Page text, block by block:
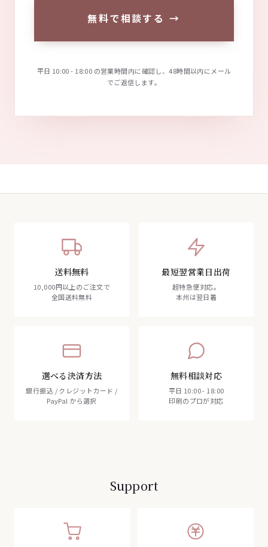
無料で相談する →
平日 10:00 - 18:00 の営業時間内に確認し、48時間以内にメール
でご返信します。
送料無料
10,000円以上のご注文で
全国送料無料
最短翌営業日出荷
超特急便対応。
本州は翌日着
選べる決済方法
銀行振込 / クレジットカード /
PayPal から選択
無料相談対応
平日 10:00 - 18:00
印刷のプロが対応
Support